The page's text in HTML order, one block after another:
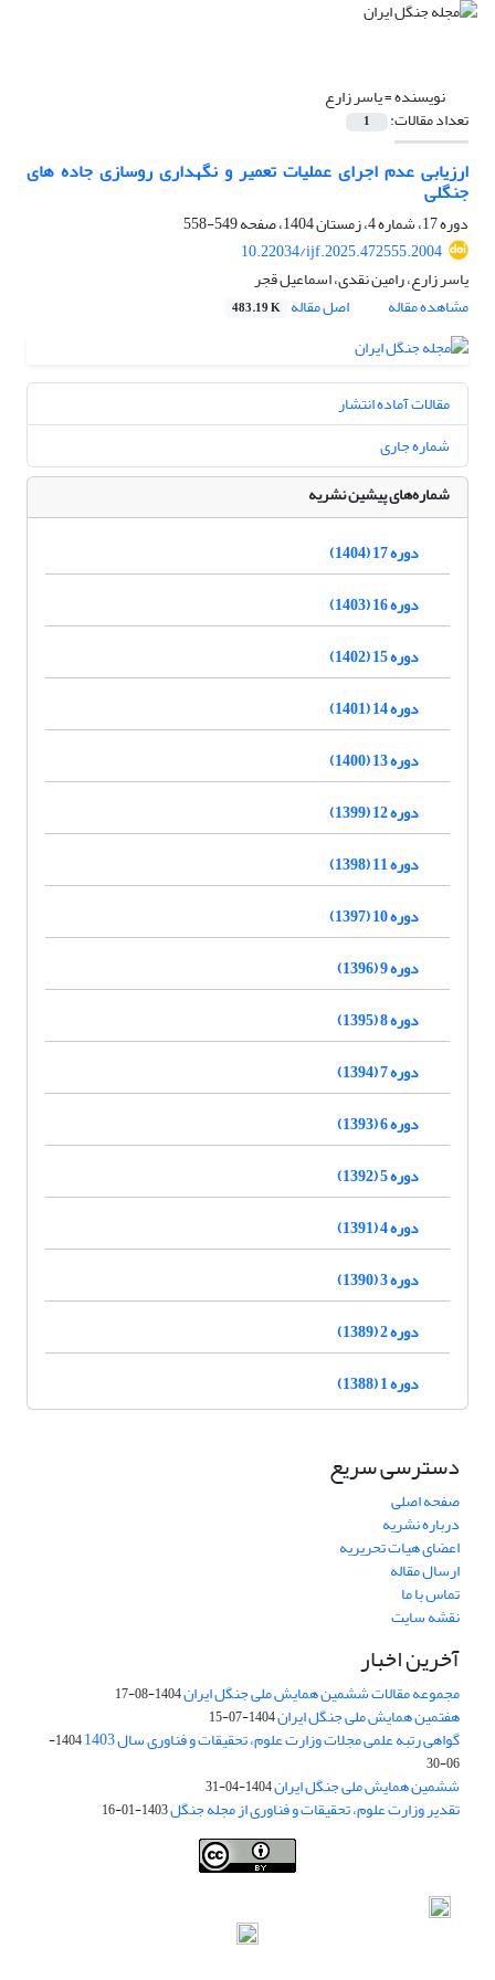
نویسنده =یاسر زارع
تعداد مقالات: 1
ارزیابی عدم اجرای عملیات تعمیر و نگهداری روسازی جاده ­های
جنگلی
دوره 17، شماره 4، زمستان 1404، صفحه
549-558
10.22034/ijf.2025.472555.2004
یاسر زارع، رامین نقدی، اسماعیل قجر
مشاهده مقاله
اصل مقاله 483.19 K
مقالات آماده انتشار
شماره جاری
شماره‌های پیشین نشریه
دوره 17 (1404)
دوره 16 (1403)
دوره 15 (1402)
دوره 14 (1401)
دوره 13 (1400)
دوره 12 (1399)
دوره 11 (1398)
دوره 10 (1397)
دوره 9 (1396)
دوره 8 (1395)
دوره 7 (1394)
دوره 6 (1393)
دوره 5 (1392)
دوره 4 (1391)
دوره 3 (1390)
دوره 2 (1389)
دوره 1 (1388)
دسترسی سریع
صفحه اصلی
درباره نشریه
اعضای هیات تحریریه
ارسال مقاله
تماس با ما
نقشه سایت
آخرین اخبار
مجموعه مقالات ششمین همایش ملی جنگل ایران1404-08-17
هفتمین همایش ملی جنگل ایران1404-07-15
گواهی رتبه علمی مجلات وزارت علوم، تحقیقات و فناوری سال 1403
1404-
06-30
ششمین همایش ملی جنگل ایران1404-04-31
تقدیر وزارت علوم، تحقیقات و فناوری از مجله جنگل1403-01-16